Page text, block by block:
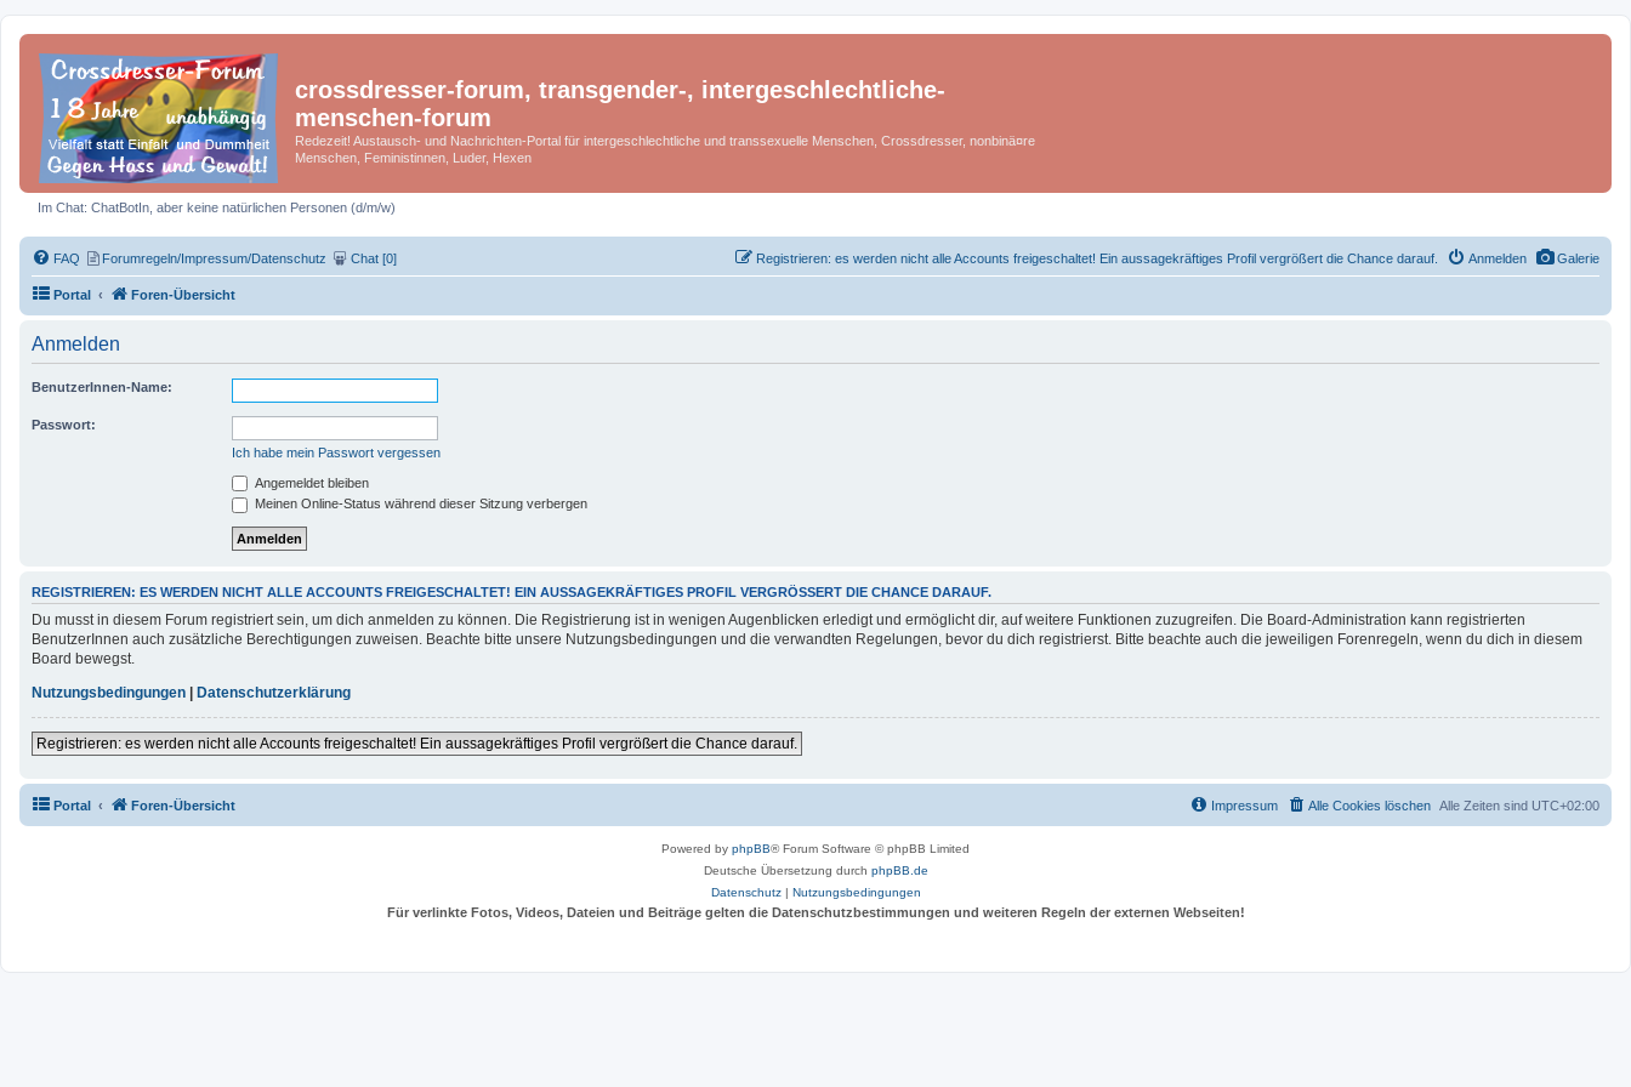
crossdresser-forum, transgender-, intergeschlechtliche-
menschen-forum
Redezeit! Austausch- und Nachrichten-Portal für intergeschlechtliche und transsexuelle Menschen, Crossdresser, nonbinä¤re
Menschen, Feministinnen, Luder, Hexen
Im Chat: ChatBotIn, aber keine natürlichen Personen (d/m/w)
Galerie
FAQ Forumregeln/Impressum/Datenschutz Chat [0] Anmelden
Registrieren: es werden nicht alle Accounts freigeschaltet! Ein aussagekräftiges Profil vergrößert die Chance darauf.
Portal Foren-Übersicht
Anmelden
BenutzerInnen-Name:
Passwort:
Ich habe mein Passwort vergessen
Angemeldet bleiben
Meinen Online-Status während dieser Sitzung verbergen
REGISTRIEREN: ES WERDEN NICHT ALLE ACCOUNTS FREIGESCHALTET! EIN AUSSAGEKRÄFTIGES PROFIL VERGRÖSSERT DIE CHANCE DARAUF.
Du musst in diesem Forum registriert sein, um dich anmelden zu können. Die Registrierung ist in wenigen Augenblicken erledigt und ermöglicht dir, auf weitere Funktionen zuzugreifen. Die Board-Administration kann registrierten
BenutzerInnen auch zusätzliche Berechtigungen zuweisen. Beachte bitte unsere Nutzungsbedingungen und die verwandten Regelungen, bevor du dich registrierst. Bitte beachte auch die jeweiligen Forenregeln, wenn du dich in diesem
Board bewegst.
Nutzungsbedingungen
Datenschutzerklärung
Registrieren: es werden nicht alle Accounts freigeschaltet! Ein aussagekräftiges Profil vergrößert die Chance darauf.
Portal Foren-Übersicht Alle Zeiten sind UTC+02:00
Alle Cookies löschen
Impressum
Powered by phpBB® Forum Software © phpBB Limited
Deutsche Übersetzung durch phpBB.de
Datenschutz| Nutzungsbedingungen
Für verlinkte Fotos, Videos, Dateien und Beiträge gelten die Datenschutzbestimmungen und weiteren Regeln der externen Webseiten!